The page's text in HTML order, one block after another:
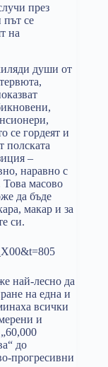
през
път се
на
души от
се гордеят и
полската
–
наравно с
Това масово
да бъде
макар и за
си.
най-лесно да
на една и
всички
и
до
прогресивни